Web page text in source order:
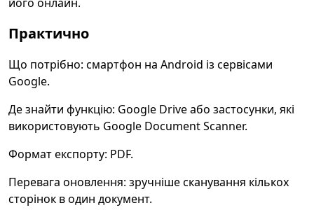
Практично
Що потрібно: смартфон на Android із сервісами
Google.
Де знайти функцію: Google Drive або застосунки, які
використовують Google Document Scanner.
Формат експорту: PDF.
Перевага оновлення: зручніше сканування кількох
сторінок в один документ.